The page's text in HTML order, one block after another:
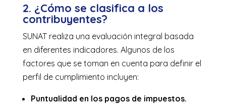
2. ¿Cómo se clasifica a los
contribuyentes?
SUNAT realiza una evaluación integral basada
en diferentes indicadores. Algunos de los
factores que se toman en cuenta para definir el
perfil de cumplimiento incluyen:
Puntualidad en los pagos de impuestos.